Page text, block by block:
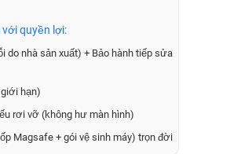
với quyền lợi:
do nhà sản xuất) + Bảo hành tiếp sửa
hạn)
rơi vỡ (không hư màn hình)
Magsafe + gói vệ sinh máy) trọn đời